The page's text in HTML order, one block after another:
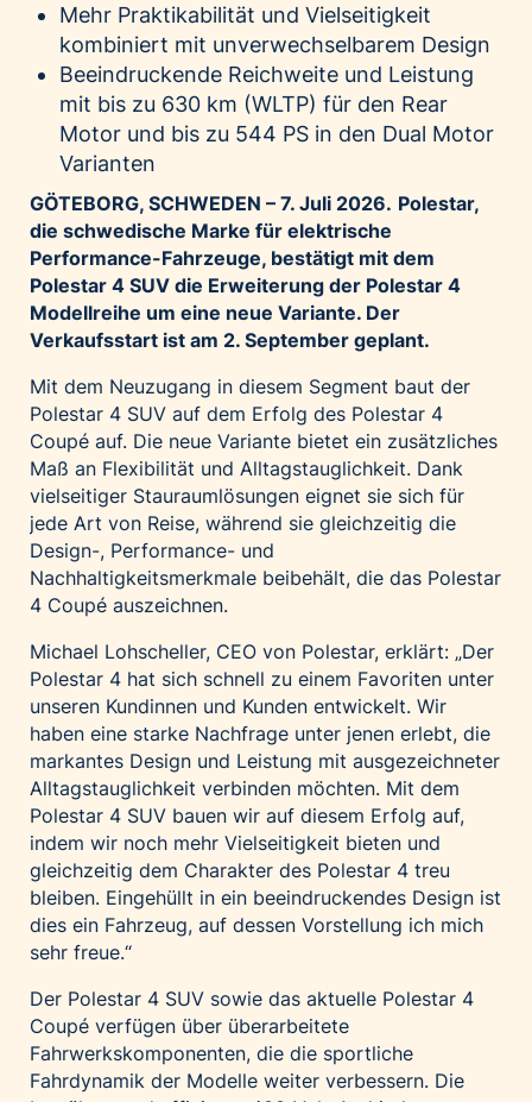
Ökopharm
Palfinger AG
Polestar
REXEL Austria
Starbucks
Superbrands Austria
Tante Fanny
Vollpension
win2day
Wolt
woom bikes
Kontakt
Mehr Praktikabilität und Vielseitigkeit
kombiniert mit unverwechselbarem Design
Beeindruckende Reichweite und Leistung
mit bis zu 630 km (WLTP) für den Rear
Motor und bis zu 544 PS in den Dual Motor
Varianten
GÖTEBORG, SCHWEDEN – 7. Juli 2026. Polestar,
die schwedische Marke für elektrische
Performance-Fahrzeuge, bestätigt mit dem
Polestar 4 SUV die Erweiterung der Polestar 4
Modellreihe um eine neue Variante. Der
Verkaufsstart ist am 2. September geplant.
Mit dem Neuzugang in diesem Segment baut der
Polestar 4 SUV auf dem Erfolg des Polestar 4
Coupé auf. Die neue Variante bietet ein zusätzliches
Maß an Flexibilität und Alltagstauglichkeit. Dank
vielseitiger Stauraumlösungen eignet sie sich für
jede Art von Reise, während sie gleichzeitig die
Design-, Performance- und
Nachhaltigkeitsmerkmale beibehält, die das Polestar
4 Coupé auszeichnen.
Michael Lohscheller, CEO von Polestar, erklärt: „Der
Polestar 4 hat sich schnell zu einem Favoriten unter
unseren Kundinnen und Kunden entwickelt. Wir
haben eine starke Nachfrage unter jenen erlebt, die
markantes Design und Leistung mit ausgezeichneter
Alltagstauglichkeit verbinden möchten. Mit dem
Polestar 4 SUV bauen wir auf diesem Erfolg auf,
indem wir noch mehr Vielseitigkeit bieten und
gleichzeitig dem Charakter des Polestar 4 treu
bleiben. Eingehüllt in ein beeindruckendes Design ist
dies ein Fahrzeug, auf dessen Vorstellung ich mich
sehr freue.“
Der Polestar 4 SUV sowie das aktuelle Polestar 4
Coupé verfügen über überarbeitete
Fahrwerkskomponenten, die die sportliche
Fahrdynamik der Modelle weiter verbessern. Die